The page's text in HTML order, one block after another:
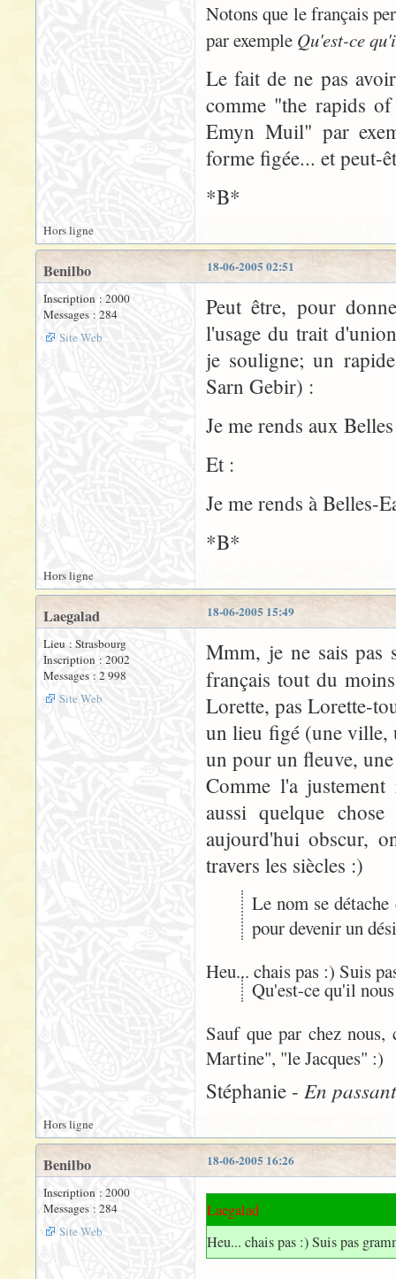
Notons que le français
par exemple Qu'est-ce
Le fait de ne pas
comme "the rapids
Emyn Muil" par
forme figée... et peut-
*B*
Hors ligne
18-06-2005 02:51
Benilbo
Inscription : 2000
Messages : 284
Site Web
Peut être, pour
l'usage du trait
je souligne; un
Sarn Gebir) :
Je me rends aux
Et :
Je me rends à Belles-
*B*
Hors ligne
18-06-2005 15:49
Laegalad
Lieu : Strasbourg
Inscription : 2002
Messages : 2 998
Site Web
Mmm, je ne sais pas
français tout du
Lorette, pas Lorette-
un lieu figé (une ville,
un pour un fleuve,
Comme l'a
aussi quelque
aujourd'hui obscur,
travers les siècles :)
Le nom se
pour devenir un
Heu... chais pas :) Suis
Qu'est-ce qu'il
Sauf que par chez
Martine", "le Jacques" :)
Stéphanie - En
Hors ligne
18-06-2005 16:26
Benilbo
Inscription : 2000
Messages : 284
Site Web
Laegalad
Heu... chais pas :) Suis pas